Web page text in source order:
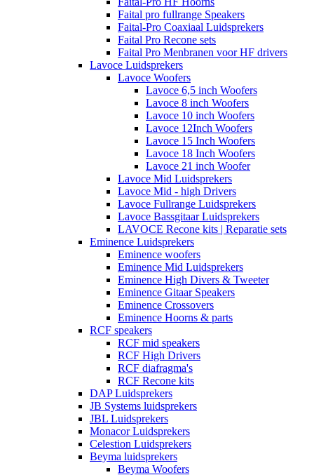
Faital pro fullrange Speakers
Faital-Pro Coaxiaal Luidsprekers
Faital Pro Recone sets
Faital Pro Menbranen voor HF drivers
Lavoce Luidsprekers
Lavoce Woofers
Lavoce 6,5 inch Woofers
Lavoce 8 inch Woofers
Lavoce 10 inch Woofers
Lavoce 12Inch Woofers
Lavoce 15 Inch Woofers
Lavoce 18 Inch Woofers
Lavoce 21 inch Woofer
Lavoce Mid Luidsprekers
Lavoce Mid - high Drivers
Lavoce Fullrange Luidsprekers
Lavoce Bassgitaar Luidsprekers
LAVOCE Recone kits | Reparatie sets
Eminence Luidsprekers
Eminence woofers
Eminence Mid Luidsprekers
Eminence High Divers & Tweeter
Eminence Gitaar Speakers
Eminence Crossovers
Eminence Hoorns & parts
RCF speakers
RCF mid speakers
RCF High Drivers
RCF diafragma's
RCF Recone kits
DAP Luidsprekers
JB Systems luidsprekers
JBL Luidsprekers
Monacor Luidsprekers
Celestion Luidsprekers
Beyma luidsprekers
Beyma Woofers